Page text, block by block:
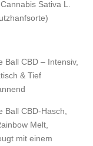
Sativa L.
Ball CBD – Intensiv,
& Tief
Ball CBD-Hasch,
Melt,
mit einem